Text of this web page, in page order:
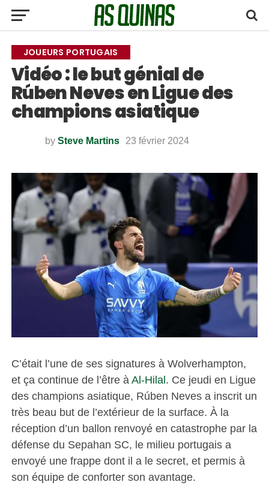
JOUEURS PORTUGAIS
Vidéo : le but génial de
Rúben Neves en Ligue des
champions asiatique
by Steve Martins 23 février 2024
C’était l’une de ses signatures à Wolverhampton,
et ça continue de l’être à Al-Hilal. Ce jeudi en Ligue
des champions asiatique, Rúben Neves a inscrit un
très beau but de l’extérieur de la surface. À la
réception d’un ballon renvoyé en catastrophe par la
défense du Sepahan SC, le milieu portugais a
envoyé une frappe dont il a le secret, et permis à
son équipe de conforter son avantage.